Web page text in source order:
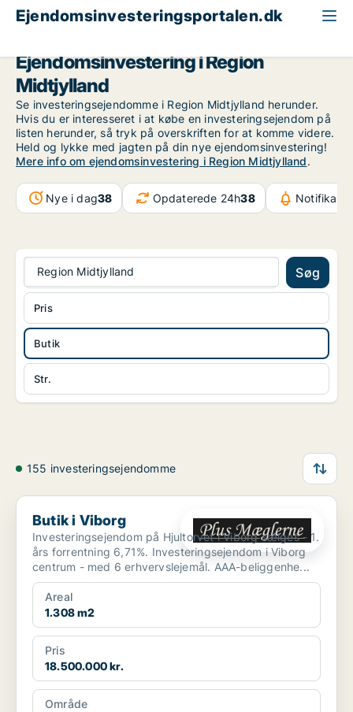
Ejendomsinvesteringsportalen.dk
Ejendomsinvestering i Region
Midtjylland
Se investeringsejendomme i Region Midtjylland herunder.
Hvis du er interesseret i at købe en investeringsejendom på
listen herunder, så tryk på overskriften for at komme videre.
Held og lykke med jagten på din nye ejendomsinvestering!
Mere info om ejendomsinvestering i Region Midtjylland.
Nye i dag38 Opdaterede 24h38
Region Midtjylland Søg
Butik
Str.
Pris
155 investeringsejendomme
Butik i Viborg
Butik i Viborg
Investeringsejendom på Hjultorvet i Viborg sælges - 1.
års forrentning 6,71%. Investeringsejendom i Viborg
centrum - med 6 erhvervslejemål. AAA-beliggenhe...
Areal
1.308 m2
Pris
18.500.000 kr.
Område